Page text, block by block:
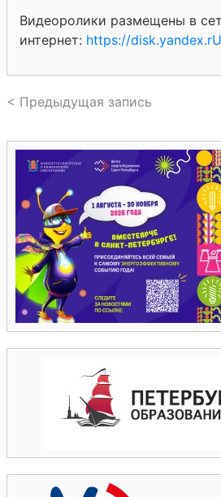
Видеоролики размещены в
интернет: https://
< Предыдущая запись